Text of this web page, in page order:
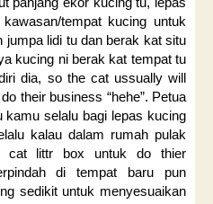
tempat kucing untuk
jumpa lidi tu dan berak kat situ
kucing ni berak kat tempat tu
dia, so the cat ussually will
their business “hehe”. Petua
kamu selalu bagi lepas kucing
kalau dalam rumah pulak
cat littr box untuk do thier
di tempat baru pun
sedikit untuk menyesuaikan